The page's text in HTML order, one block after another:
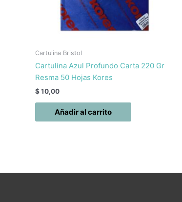
Cartulina Bristol
Cartulina Azul Profundo Carta 220 Gr
Resma 50 Hojas Kores
$10,00
Añadir al carrito